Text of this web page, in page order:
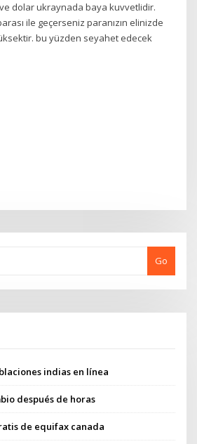
dolar ukraynada baya kuvvetlidir.
ile geçerseniz paranızın elinizde
bu yüzden seyahet edecek
Go
indias en línea
después de horas
de equifax canada